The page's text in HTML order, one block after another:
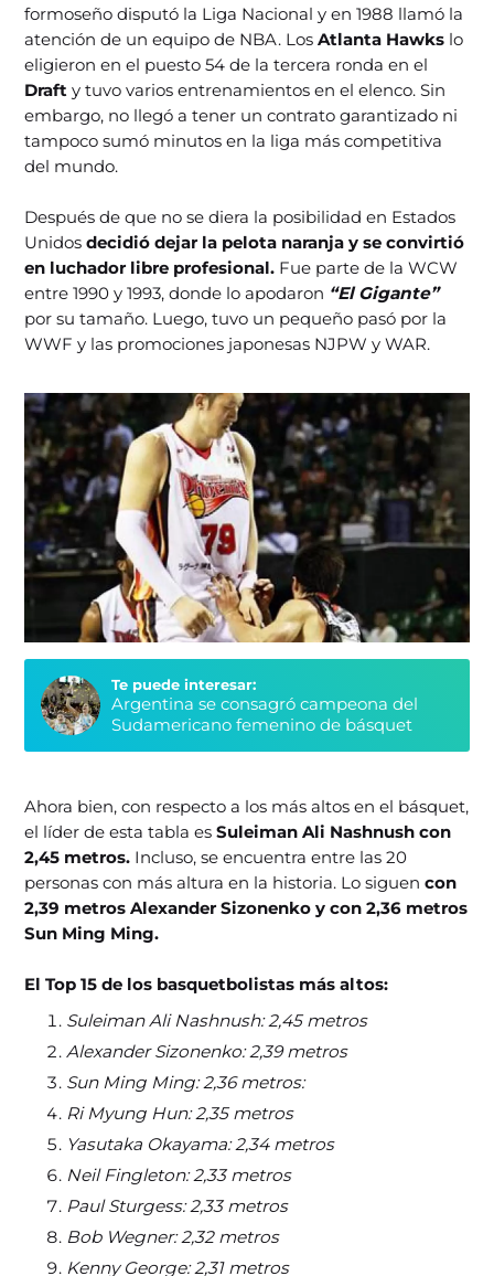
formoseño disputó la Liga Nacional y en 1988 llamó la
atención de un equipo de NBA. Los Atlanta Hawks lo
eligieron en el puesto 54 de la tercera ronda en el
Drafty tuvo varios entrenamientos en el elenco. Sin
embargo, no llegó a tener un contrato garantizado ni
tampoco sumó minutos en la liga más competitiva
del mundo.
Después de que no se diera la posibilidad en Estados
Unidosdecidió dejar la pelota naranja y se convirtió
en luchador libre profesional. Fue parte de la WCW
entre 1990 y 1993, donde lo apodaron “El Gigante”
por su tamaño. Luego, tuvo un pequeño pasó por la
WWF y las promociones japonesas NJPW y WAR.
Te puede interesar:
Argentina se consagró campeona del
Sudamericano femenino de básquet
Ahora bien, con respecto a los más altos en el básquet,
el líder de esta tabla esSuleiman Ali Nashnush con
2,45 metros. Incluso, se encuentra entre las 20
personas con más altura en la historia. Lo siguencon
2,39 metros Alexander Sizonenko y con 2,36 metros
Sun Ming Ming.
El Top 15 de los basquetbolistas más altos:
Suleiman Ali Nashnush: 2,45 metros
Alexander Sizonenko: 2,39 metros
Sun Ming Ming: 2,36 metros:
Ri Myung Hun: 2,35 metros
Yasutaka Okayama: 2,34 metros
Neil Fingleton: 2,33 metros
Paul Sturgess: 2,33 metros
Bob Wegner: 2,32 metros
Kenny George: 2,31 metros